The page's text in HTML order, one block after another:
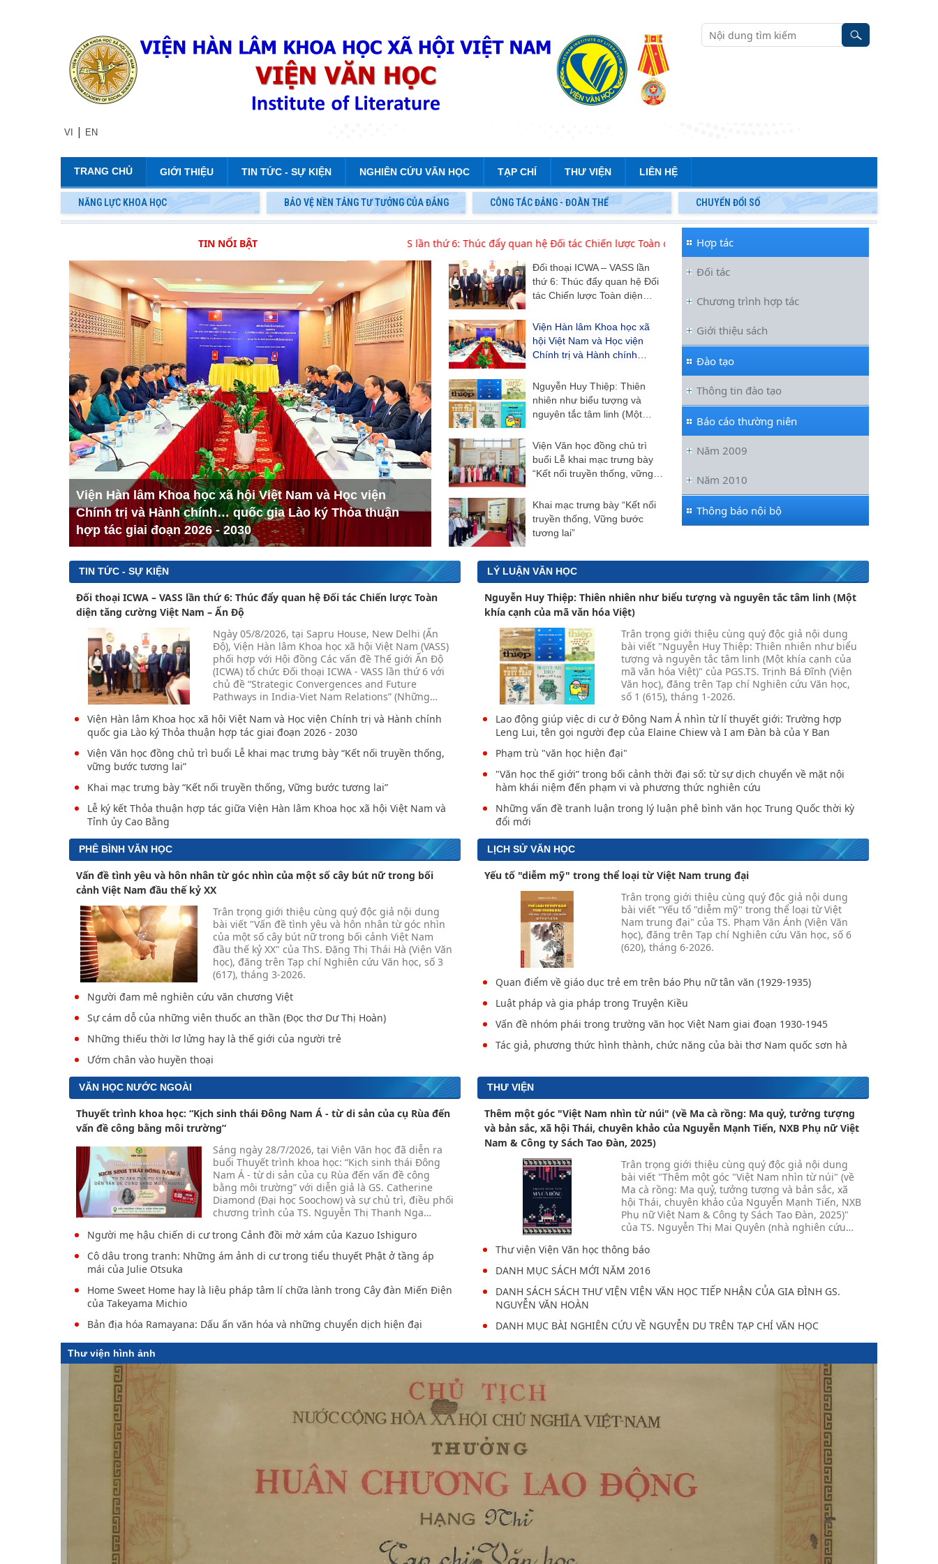
VI | EN
TRANG CHỦ GIỚI THIỆU TIN TỨC - SỰ KIỆN NGHIÊN CỨU VĂN HỌC TẠP CHÍ THƯ VIỆN LIÊN HỆ
NĂNG LỰC KHOA HỌC BẢO VỆ NỀN TẢNG TƯ TƯỞNG CỦA ĐẢNG CÔNG TÁC ĐẢNG - ĐOÀN THỂ CHUYỂN ĐỔI SỐ
TIN NỔI BẬT Đối thoại ICWA – VASS lần thứ 6: Thúc đẩy quan hệ Đối tác Chiến lược Toàn diện tăng cường Việt Nam – Ấn Độ
Viện Hàn lâm Khoa học xã hội Việt Nam và Học viện Chính trị và Hành chính
quốc gia Lào ký Thỏa thuận hợp tác giai đoạn 2026 - 2030
Viện Hàn lâm Khoa học xã hội Việt Nam và Học viện
Chính trị và Hành chính… quốc gia Lào ký Thỏa thuận
hợp tác giai đoạn 2026 - 2030
Đối thoại ICWA – VASS lần
thứ 6: Thúc đẩy quan hệ Đối
tác Chiến lược Toàn diện
Viện Hàn lâm Khoa học xã
hội Việt Nam và Học viện
Chính trị và Hành chính
Nguyễn Huy Thiệp: Thiên
nhiên như biểu tượng và
nguyên tắc tâm linh (Một
Viện Văn học đồng chủ trì
buổi Lễ khai mạc trưng bày
“Kết nối truyền thống, vững
Khai mạc trưng bày “Kết nối
truyền thống, Vững bước
tương lai”
Hợp tác
Đối tác
Chương trình hợp tác
Giới thiệu sách
Đào tạo
Thông tin đào tạo
Báo cáo thường niên
Năm 2009
Năm 2010
Thông báo nội bộ
TIN TỨC - SỰ KIỆN
Đối thoại ICWA – VASS lần thứ 6: Thúc đẩy quan hệ Đối tác Chiến lược Toàn
diện tăng cường Việt Nam – Ấn Độ
Ngày 05/8/2026, tại Sapru House, New Delhi (Ấn
Độ), Viện Hàn lâm Khoa học xã hội Việt Nam (VASS)
phối hợp với Hội đồng Các vấn đề Thế giới Ấn Độ
(ICWA) tổ chức Đối thoại ICWA - VASS lần thứ 6 với
chủ đề “Strategic Convergences and Future
Pathways in India-Viet Nam Relations” (Những…
Viện Hàn lâm Khoa học xã hội Việt Nam và Học viện Chính trị và Hành chính
quốc gia Lào ký Thỏa thuận hợp tác giai đoạn 2026 - 2030
Viện Văn học đồng chủ trì buổi Lễ khai mạc trưng bày “Kết nối truyền thống,
vững bước tương lai”
Khai mạc trưng bày “Kết nối truyền thống, Vững bước tương lai”
Lễ ký kết Thỏa thuận hợp tác giữa Viện Hàn lâm Khoa học xã hội Việt Nam và
Tỉnh ủy Cao Bằng
LÝ LUẬN VĂN HỌC
Nguyễn Huy Thiệp: Thiên nhiên như biểu tượng và nguyên tắc tâm linh (Một
khía cạnh của mã văn hóa Việt)
Trân trọng giới thiệu cùng quý độc giả nội dung
bài viết "Nguyễn Huy Thiệp: Thiên nhiên như biểu
tượng và nguyên tắc tâm linh (Một khía cạnh của
mã văn hóa Việt)" của PGS.TS. Trịnh Bá Đĩnh (Viện
Văn học), đăng trên Tạp chí Nghiên cứu Văn học,
số 1 (615), tháng 1-2026.
Lao động giúp việc di cư ở Đông Nam Á nhìn từ lí thuyết giới: Trường hợp
Leng Lui, tên gọi người đẹp của Elaine Chiew và I am Đàn bà của Y Ban
Phạm trù "văn học hiện đại"
"Văn học thế giới” trong bối cảnh thời đại số: từ sự dịch chuyển về mặt nội
hàm khái niệm đến phạm vi và phương thức nghiên cứu
Những vấn đề tranh luận trong lý luận phê bình văn học Trung Quốc thời kỳ
đổi mới
PHÊ BÌNH VĂN HỌC
Vấn đề tình yêu và hôn nhân từ góc nhìn của một số cây bút nữ trong bối
cảnh Việt Nam đầu thế kỷ XX
Trân trọng giới thiệu cùng quý độc giả nội dung
bài viết "Vấn đề tình yêu và hôn nhân từ góc nhìn
của một số cây bút nữ trong bối cảnh Việt Nam
đầu thế kỷ XX" của ThS. Đặng Thị Thái Hà (Viện Văn
học), đăng trên Tạp chí Nghiên cứu Văn học, số 3
(617), tháng 3-2026.
Người đam mê nghiên cứu văn chương Việt
Sự cám dỗ của những viên thuốc an thần (Đọc thơ Dư Thị Hoàn)
Những thiếu thời lơ lửng hay là thế giới của người trẻ
Ướm chân vào huyền thoại
LỊCH SỬ VĂN HỌC
Yếu tố "diễm mỹ" trong thể loại từ Việt Nam trung đại
Trân trọng giới thiệu cùng quý độc giả nội dung
bài viết "Yếu tố "diễm mỹ" trong thể loại từ Việt
Nam trung đại" của TS. Phạm Văn Ánh (Viện Văn
học), đăng trên Tạp chí Nghiên cứu Văn học, số 6
(620), tháng 6-2026.
Quan điểm về giáo dục trẻ em trên báo Phụ nữ tân văn (1929-1935)
Luật pháp và gia pháp trong Truyện Kiều
Vấn đề nhóm phái trong trường văn học Việt Nam giai đoạn 1930-1945
Tác giả, phương thức hình thành, chức năng của bài thơ Nam quốc sơn hà
VĂN HỌC NƯỚC NGOÀI
Thuyết trình khoa học: “Kịch sinh thái Đông Nam Á - từ di sản của cụ Rùa đến
vấn đề công bằng môi trường”
Sáng ngày 28/7/2026, tại Viện Văn học đã diễn ra
buổi Thuyết trình khoa học: “Kịch sinh thái Đông
Nam Á - từ di sản của cụ Rùa đến vấn đề công
bằng môi trường” với diễn giả là GS. Catherine
Diamond (Đại học Soochow) và sự chủ trì, điều phối
chương trình của TS. Nguyễn Thị Thanh Nga…
Người mẹ hậu chiến di cư trong Cảnh đồi mờ xám của Kazuo Ishiguro
Cô dâu trong tranh: Những ám ảnh di cư trong tiểu thuyết Phật ở tầng áp
mái của Julie Otsuka
Home Sweet Home hay là liệu pháp tâm lí chữa lành trong Cây đàn Miến Điện
của Takeyama Michio
Bản địa hóa Ramayana: Dấu ấn văn hóa và những chuyển dịch hiện đại
THƯ VIỆN
Thêm một góc "Việt Nam nhìn từ núi" (về Ma cà rồng: Ma quỷ, tưởng tượng
và bản sắc, xã hội Thái, chuyên khảo của Nguyễn Mạnh Tiến, NXB Phụ nữ Việt
Nam & Công ty Sách Tao Đàn, 2025)
Trân trọng giới thiệu cùng quý độc giả nội dung
bài viết "Thêm một góc "Việt Nam nhìn từ núi" (về
Ma cà rồng: Ma quỷ, tưởng tượng và bản sắc, xã
hội Thái, chuyên khảo của Nguyễn Mạnh Tiến, NXB
Phụ nữ Việt Nam & Công ty Sách Tao Đàn, 2025)"
của TS. Nguyễn Thị Mai Quyên (nhà nghiên cứu…
Thư viện Viện Văn học thông báo
DANH MỤC SÁCH MỚI NĂM 2016
DANH SÁCH SÁCH THƯ VIỆN VIỆN VĂN HỌC TIẾP NHẬN CỦA GIA ĐÌNH GS.
NGUYỄN VĂN HOÀN
DANH MỤC BÀI NGHIÊN CỨU VỀ NGUYỄN DU TRÊN TẠP CHÍ VĂN HỌC
Thư viện hình ảnh